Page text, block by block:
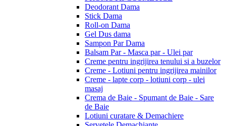
Deodorant Dama
Stick Dama
Roll-on Dama
Gel Dus dama
Sampon Par Dama
Balsam Par - Masca par - Ulei par
Creme pentru ingrijirea tenului si a buzelor
Creme - Lotiuni pentru ingrijirea mainilor
Creme - lapte corp - lotiuni corp - ulei
masaj
Crema de Baie - Spumant de Baie - Sare
de Baie
Lotiuni curatare & Demachiere